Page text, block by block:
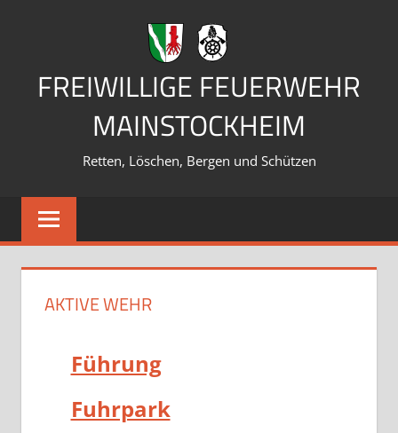
FREIWILLIGE FEUERWEHR
MAINSTOCKHEIM
Retten, Löschen, Bergen und Schützen
AKTIVE WEHR
Führung
Fuhrpark